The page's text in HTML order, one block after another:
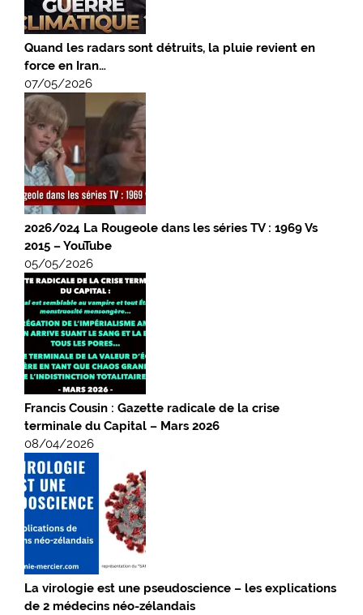
Quand les radars sont détruits, la pluie revient en
force en Iran…
07/05/2026
2026/024 La Rougeole dans les séries TV : 1969 Vs
2015 – YouTube
05/05/2026
Francis Cousin : Gazette radicale de la crise
terminale du Capital – Mars 2026
08/04/2026
La virologie est une pseudoscience – les explications
de 2 médecins néo-zélandais